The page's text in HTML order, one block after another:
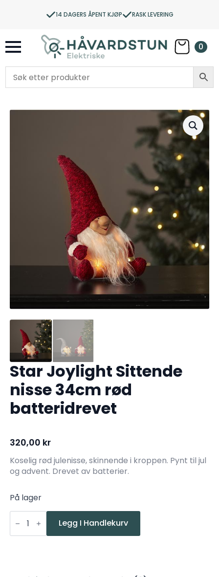
14 DAGERS ÅPENT KJØP RASK LEVERING
0
Star Joylight Sittende
nisse 34cm rød
batteridrevet
320,00 kr
Koselig rød julenisse, skinnende i kroppen. Pynt til jul
og advent. Drevet av batterier.
På lager
Star
Joylight
Sittende
nisse
Legg I Handlekurv